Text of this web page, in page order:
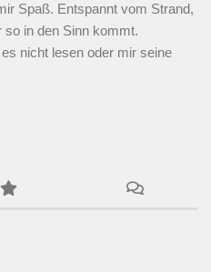
Spaß. Entspannt vom Strand,
in den Sinn kommt.
nicht lesen oder mir seine